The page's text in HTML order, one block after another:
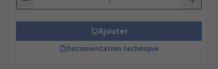
Ajouter
Documentation technique